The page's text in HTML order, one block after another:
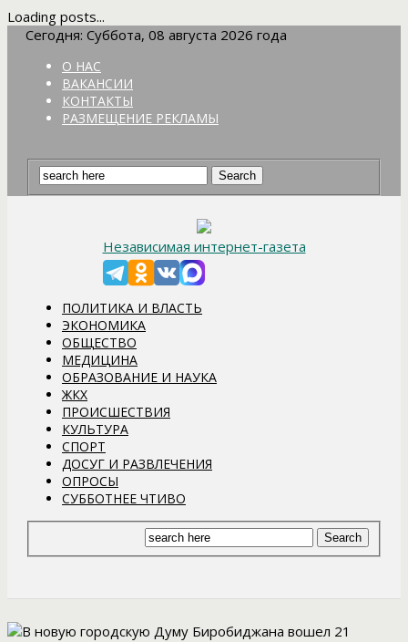
Loading posts...
Сегодня: Суббота, 08 августа 2026 года
О НАС
ВАКАНСИИ
КОНТАКТЫ
РАЗМЕЩЕНИЕ РЕКЛАМЫ
Независимая интернет-газета
ПОЛИТИКА И ВЛАСТЬ
ЭКОНОМИКА
ОБЩЕСТВО
МЕДИЦИНА
ОБРАЗОВАНИЕ И НАУКА
ЖКХ
ПРОИСШЕСТВИЯ
КУЛЬТУРА
СПОРТ
ДОСУГ И РАЗВЛЕЧЕНИЯ
ОПРОСЫ
СУББОТНЕЕ ЧТИВО